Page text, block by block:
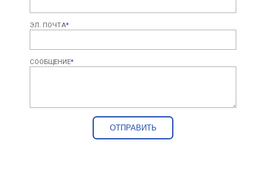
ЭЛ. ПОЧТА*
СООБЩЕНИЕ*